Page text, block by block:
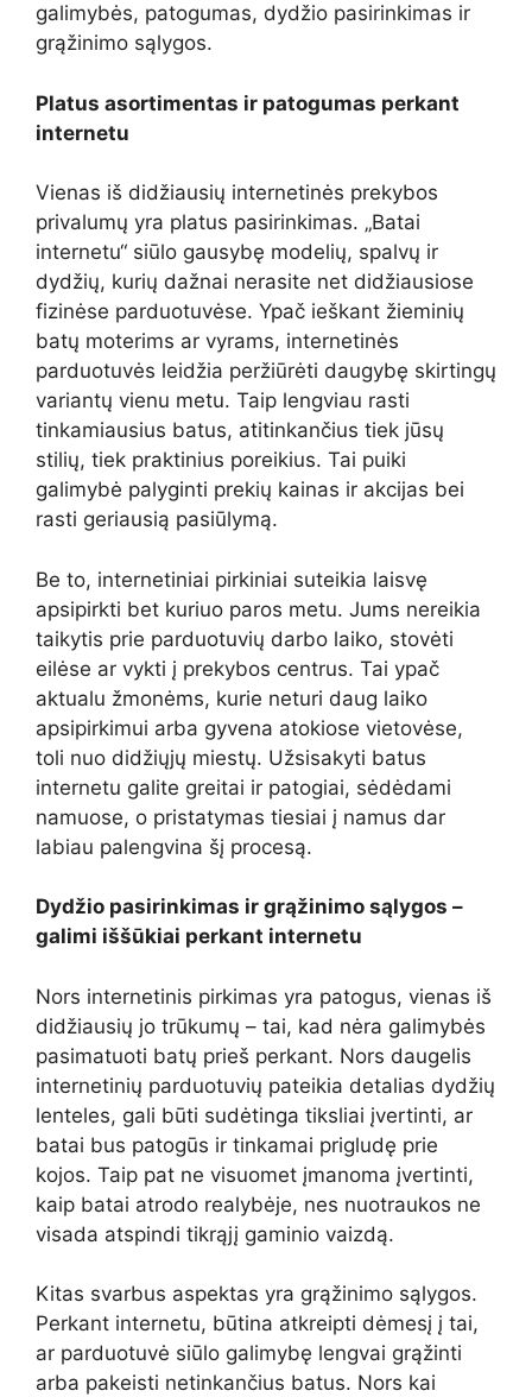
galimybės, patogumas, dydžio pasirinkimas ir
grąžinimo sąlygos.
Platus asortimentas ir patogumas perkant
internetu
Vienas iš didžiausių internetinės prekybos
privalumų yra platus pasirinkimas. „Batai
internetu“ siūlo gausybę modelių, spalvų ir
dydžių, kurių dažnai nerasite net didžiausiose
fizinėse parduotuvėse. Ypač ieškant žieminių
batų moterims ar vyrams, internetinės
parduotuvės leidžia peržiūrėti daugybę skirtingų
variantų vienu metu. Taip lengviau rasti
tinkamiausius batus, atitinkančius tiek jūsų
stilių, tiek praktinius poreikius. Tai puiki
galimybė palyginti prekių kainas ir akcijas bei
rasti geriausią pasiūlymą.
Be to, internetiniai pirkiniai suteikia laisvę
apsipirkti bet kuriuo paros metu. Jums nereikia
taikytis prie parduotuvių darbo laiko, stovėti
eilėse ar vykti į prekybos centrus. Tai ypač
aktualu žmonėms, kurie neturi daug laiko
apsipirkimui arba gyvena atokiose vietovėse,
toli nuo didžiųjų miestų. Užsisakyti batus
internetu galite greitai ir patogiai, sėdėdami
namuose, o pristatymas tiesiai į namus dar
labiau palengvina šį procesą.
Dydžio pasirinkimas ir grąžinimo sąlygos –
galimi iššūkiai perkant internetu
Nors internetinis pirkimas yra patogus, vienas iš
didžiausių jo trūkumų – tai, kad nėra galimybės
pasimatuoti batų prieš perkant. Nors daugelis
internetinių parduotuvių pateikia detalias dydžių
lenteles, gali būti sudėtinga tiksliai įvertinti, ar
batai bus patogūs ir tinkamai prigludę prie
kojos. Taip pat ne visuomet įmanoma įvertinti,
kaip batai atrodo realybėje, nes nuotraukos ne
visada atspindi tikrąjį gaminio vaizdą.
Kitas svarbus aspektas yra grąžinimo sąlygos.
Perkant internetu, būtina atkreipti dėmesį į tai,
ar parduotuvė siūlo galimybę lengvai grąžinti
arba pakeisti netinkančius batus. Nors kai